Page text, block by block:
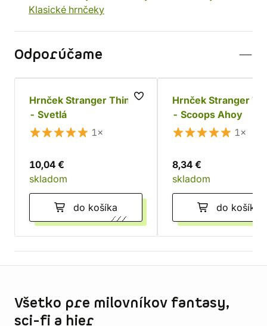
Klasické hrnčeky
Odporúčame
Hrnček Stranger Things
- Svetlá
1×
10,04 €
skladom
do košíka
Hrnček Stranger
- Scoops Ahoy
1×
8,34 €
skladom
do košíka
Všetko pre milovníkov fantasy,
sci-fi a hier